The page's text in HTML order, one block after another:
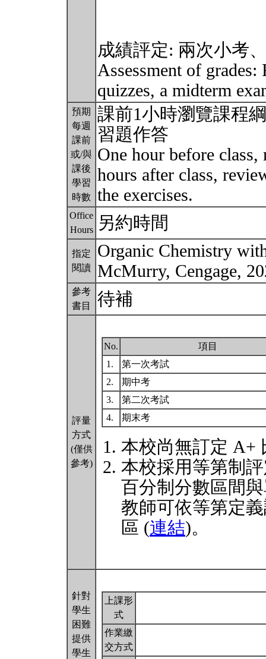
成績評定: 兩次小考
Assessment of
quizzes, a midterm
預期
每週
課前
或/與
課後
學習
時數
課前1小時瀏覽課程
習題作答
One hour before
hours after class,
the exercises.
Office
Hours
另約時間
指定
閱讀
Organic Chemistry
McMurry, Cengage,
參考
書目
待補
評量
方式
(僅供
參考)
No.
項目
1.
第一次考試
2.
期中考
3.
第二次考試
4.
期末考
本校尚無訂定 A+
本校採用等第制
百分制分數區間
教師可依等第定
區 (連結)。
針對
學生
困難
提供
學生
上課形
式
作業繳
交方式